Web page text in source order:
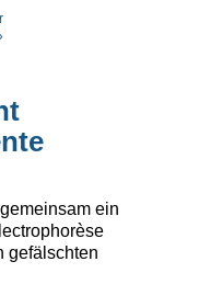
ein
gefälschten